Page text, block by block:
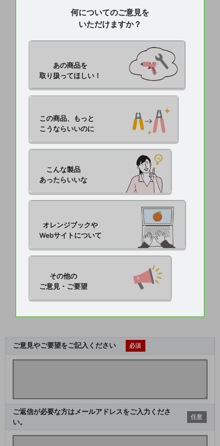
何についてのご意見を
いただけますか？
あの商品を
取り扱ってほしい！
この商品、もっと
こうならいいのに
こんな製品
あったらいいな
オレンジブックや
Webサイトについて
その他の
ご意見・ご要望
ご意見やご要望をご記入ください 必須
ご返信が必要な方はメールアドレスをご入力くださ
い。
任意